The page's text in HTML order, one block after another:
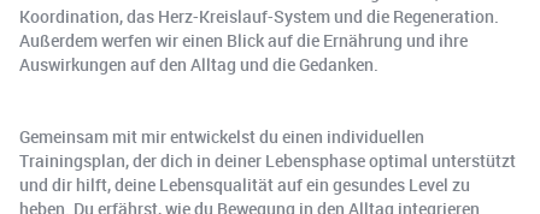
Koordination, das Herz-Kreislauf-System und die Regeneration.
Außerdem werfen wir einen Blick auf die Ernährung und ihre
Auswirkungen auf den Alltag und die Gedanken.
Gemeinsam mit mir entwickelst du einen individuellen
Trainingsplan, der dich in deiner Lebensphase optimal unterstützt
und dir hilft, deine Lebensqualität auf ein gesundes Level zu
heben. Du erfährst, wie du Bewegung in den Alltag integrieren